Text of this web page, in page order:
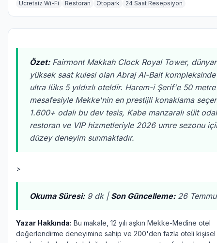
Ücretsiz Wi-Fi Restoran Otopark 24 Saat Resepsiyon
Özet:Fairmont Makkah Clock Royal Tower,
yüksek saat kulesi olan Abraj Al-Bait
ultra lüks 5 yıldızlı oteldir. Harem-i Şerif'e 50 metre
mesafesiyle Mekke'nin en prestijli konaklama
1.600+ odalı bu dev tesis, Kabe manzaralı süit
restoran ve VIP hizmetleriyle 2026 umre sezonu
düzey deneyim sunmaktadır.
>
Okuma Süresi:9 dk | Son Güncelleme:26
Yazar Hakkında: Bu makale, 12 yılı aşkın Mekke-Medine otel
değerlendirme deneyimine sahip ve 200'den fazla oteli kişisel